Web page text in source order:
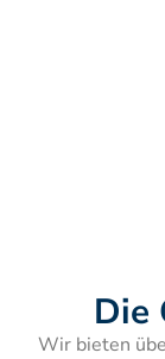
Die
Wir bieten